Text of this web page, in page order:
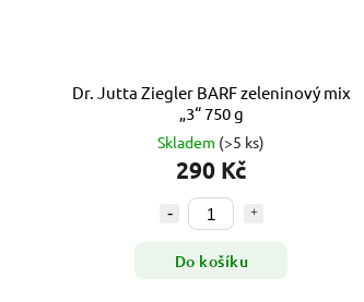
Dr. Jutta Ziegler BARF zeleninový mix
„3“ 750 g
Skladem (>5 ks)
290 Kč
Do košíku